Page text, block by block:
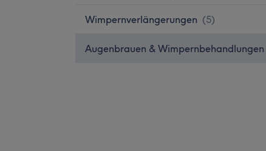
Wimpernverlängerungen (5)
Augenbrauen & Wimpernbehandlungen